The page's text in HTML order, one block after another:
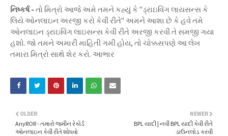
નિષ્કર્ષ - તો મિત્રો આજે અમે તમને કહ્યું કે "ડ્રાઇવિંગ લાયસન્સ કે
લિયે ઓનલાઇન અરજી કરો કેવી રીતે" અમને આશા છે કે હવે તમે
ઓનલાઇન ડ્રાઇવિંગ લાઇસન્સ કેવી રીતે અરજી કરવી તે સમજી ગયા
હશો. જો તમને અમારી માહિતી ગમી હોય, તો ચોક્કસપણે આ લેખ
તમારા મિત્રો સાથે શેર કરો. આભાર
NEWER
BPL યાદી | નવી BPL યાદી કેવી રીતે
ડાઉનલોડ કરવી
OLDER
AnyROR - તમારો જમીન રેકોર્ડ
ઓનલાઇન કેવી રીતે શોધવો